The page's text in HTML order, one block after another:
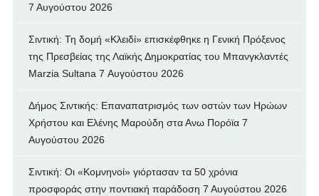
7 Αυγούστου 2026
Σιντική: Τη δομή «Κλειδί» επισκέφθηκε η Γενική Πρόξενος
της Πρεσβείας της Λαϊκής Δημοκρατίας του Μπανγκλαντές
Marzia Sultana 7 Αυγούστου 2026
Δήμος Σιντικής: Επαναπατρισμός των oστών των Ηρώων
Χρήστου και Ελένης Μαρούδη στα Ανω Πορόϊα 7
Αυγούστου 2026
Σιντική: Οι «Κομνηνοί» γιόρτασαν τα 50 χρόνια
προσφοράς στην ποντιακή παράδοση 7 Αυγούστου 2026